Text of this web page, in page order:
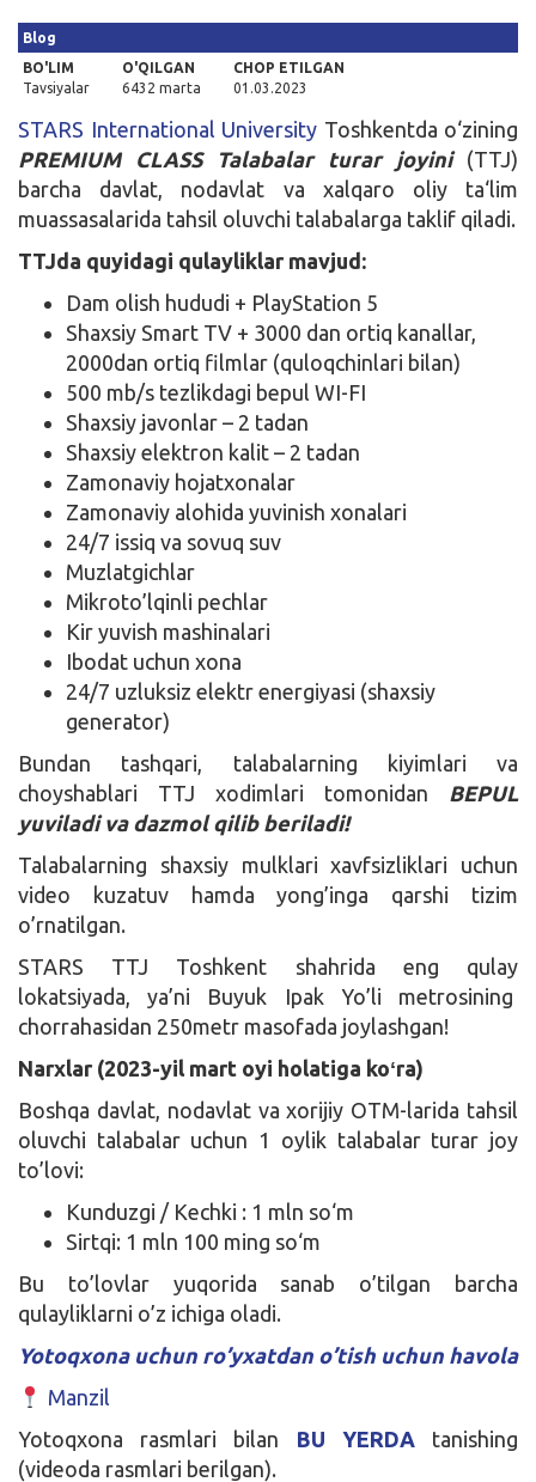
Blog
BO'LIM
Tavsiyalar
O'QILGAN
6432 marta
CHOP ETILGAN
01.03.2023
STARS International University Toshkentda o‘zining
PREMIUM CLASS Talabalar turar joyini
(TTJ)
barcha davlat, nodavlat va xalqaro oliy ta‘lim
muassasalarida tahsil oluvchi talabalarga taklif qiladi.
TTJda quyidagi qulayliklar mavjud:
Dam olish hududi + PlayStation 5
Shaxsiy Smart TV + 3000 dan ortiq kanallar,
2000dan ortiq filmlar (quloqchinlari bilan)
500 mb/s tezlikdagi bepul WI-FI
Shaxsiy javonlar – 2 tadan
Shaxsiy elektron kalit – 2 tadan
Zamonaviy hojatxonalar
Zamonaviy alohida yuvinish xonalari
24/7 issiq va sovuq suv
Muzlatgichlar
Mikroto’lqinli pechlar
Kir yuvish mashinalari
Ibodat uchun xona
24/7 uzluksiz elektr energiyasi (shaxsiy
generator)
Bundan tashqari, talabalarning kiyimlari va
choyshablari TTJ xodimlari tomonidan BEPUL
yuviladi va dazmol qilib beriladi!
Talabalarning shaxsiy mulklari xavfsizliklari uchun
video kuzatuv hamda yong’inga qarshi tizim
o’rnatilgan.
STARS TTJ Toshkent shahrida eng qulay
lokatsiyada, ya’ni Buyuk Ipak Yo’li metrosining
chorrahasidan 250metr masofada joylashgan!
Narxlar (2023-yil mart oyi holatiga koʻra)
Boshqa davlat, nodavlat va xorijiy OTM-larida tahsil
oluvchi talabalar uchun 1 oylik talabalar turar joy
to’lovi:
Kunduzgi / Kechki : 1 mln so‘m
Sirtqi: 1 mln 100 ming so‘m
Bu to’lovlar yuqorida sanab o’tilgan barcha
qulayliklarni o’z ichiga oladi.
Yotoqxona uchun ro’yxatdan o’tish uchun havola
Manzil
Yotoqxona rasmlari bilan BU YERDA tanishing
(videoda rasmlari berilgan).